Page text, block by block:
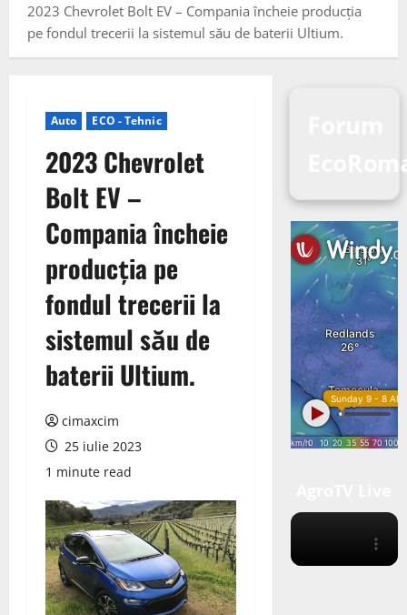
2023 Chevrolet Bolt EV – Compania încheie producția
pe fondul trecerii la sistemul său de baterii Ultium.
Auto ECO - Tehnic
2023 Chevrolet
Bolt EV –
Compania încheie
producția pe
fondul trecerii la
sistemul său de
baterii Ultium.
cimaxcim
25 iulie 2023
1 minute read